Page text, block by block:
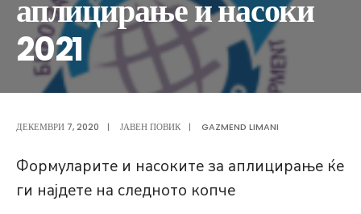
аплицирање и насоки
2021
ДЕКЕМВРИ 7, 2020 | ЈАВЕН ПОВИК | GAZMEND LIMANI
Формуларите и насоките за аплицирање ќе
ги најдете на следното копче